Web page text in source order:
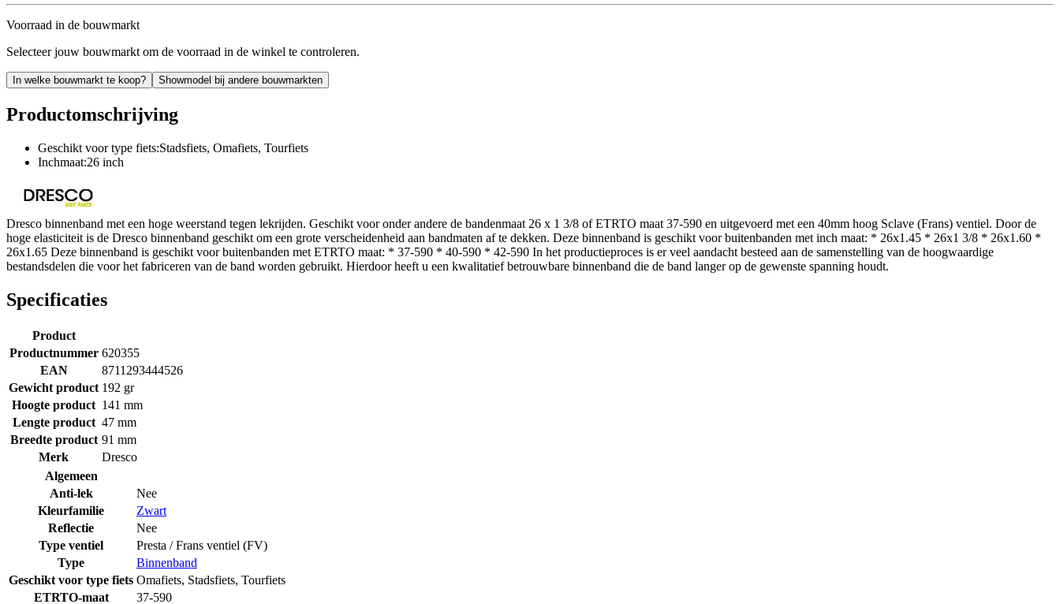
Voorraad in de bouwmarkt
Selecteer jouw bouwmarkt om de voorraad in de winkel te controleren.
In welke bouwmarkt te koop? Showmodel bij andere bouwmarkten
Productomschrijving
Geschikt voor type fiets:Stadsfiets, Omafiets, Tourfiets
Inchmaat:26 inch
Dresco binnenband met een hoge weerstand tegen lekrijden. Geschikt voor onder andere de bandenmaat 26 x 1 3/8 of ETRTO maat 37-590 en uitgevoerd met een 40mm hoog Sclave (Frans) ventiel. Door de
hoge elasticiteit is de Dresco binnenband geschikt om een grote verscheidenheid aan bandmaten af te dekken. Deze binnenband is geschikt voor buitenbanden met inch maat: * 26x1.45 * 26x1 3/8 * 26x1.60 *
26x1.65 Deze binnenband is geschikt voor buitenbanden met ETRTO maat: * 37-590 * 40-590 * 42-590 In het productieproces is er veel aandacht besteed aan de samenstelling van de hoogwaardige
bestandsdelen die voor het fabriceren van de band worden gebruikt. Hierdoor heeft u een kwalitatief betrouwbare binnenband die de band langer op de gewenste spanning houdt.
Specificaties
Product
Productnummer 620355
EAN
8711293444526
Gewicht product 192 gr
Hoogte product 141 mm
Lengte product 47 mm
Breedte product 91 mm
Merk
Dresco
Algemeen
Anti-lek
Nee
Kleurfamilie
Zwart
Reflectie
Nee
Type ventiel
Presta / Frans ventiel (FV)
Type
Binnenband
Geschikt voor type fiets Omafiets, Stadsfiets, Tourfiets
ETRTO-maat
37-590